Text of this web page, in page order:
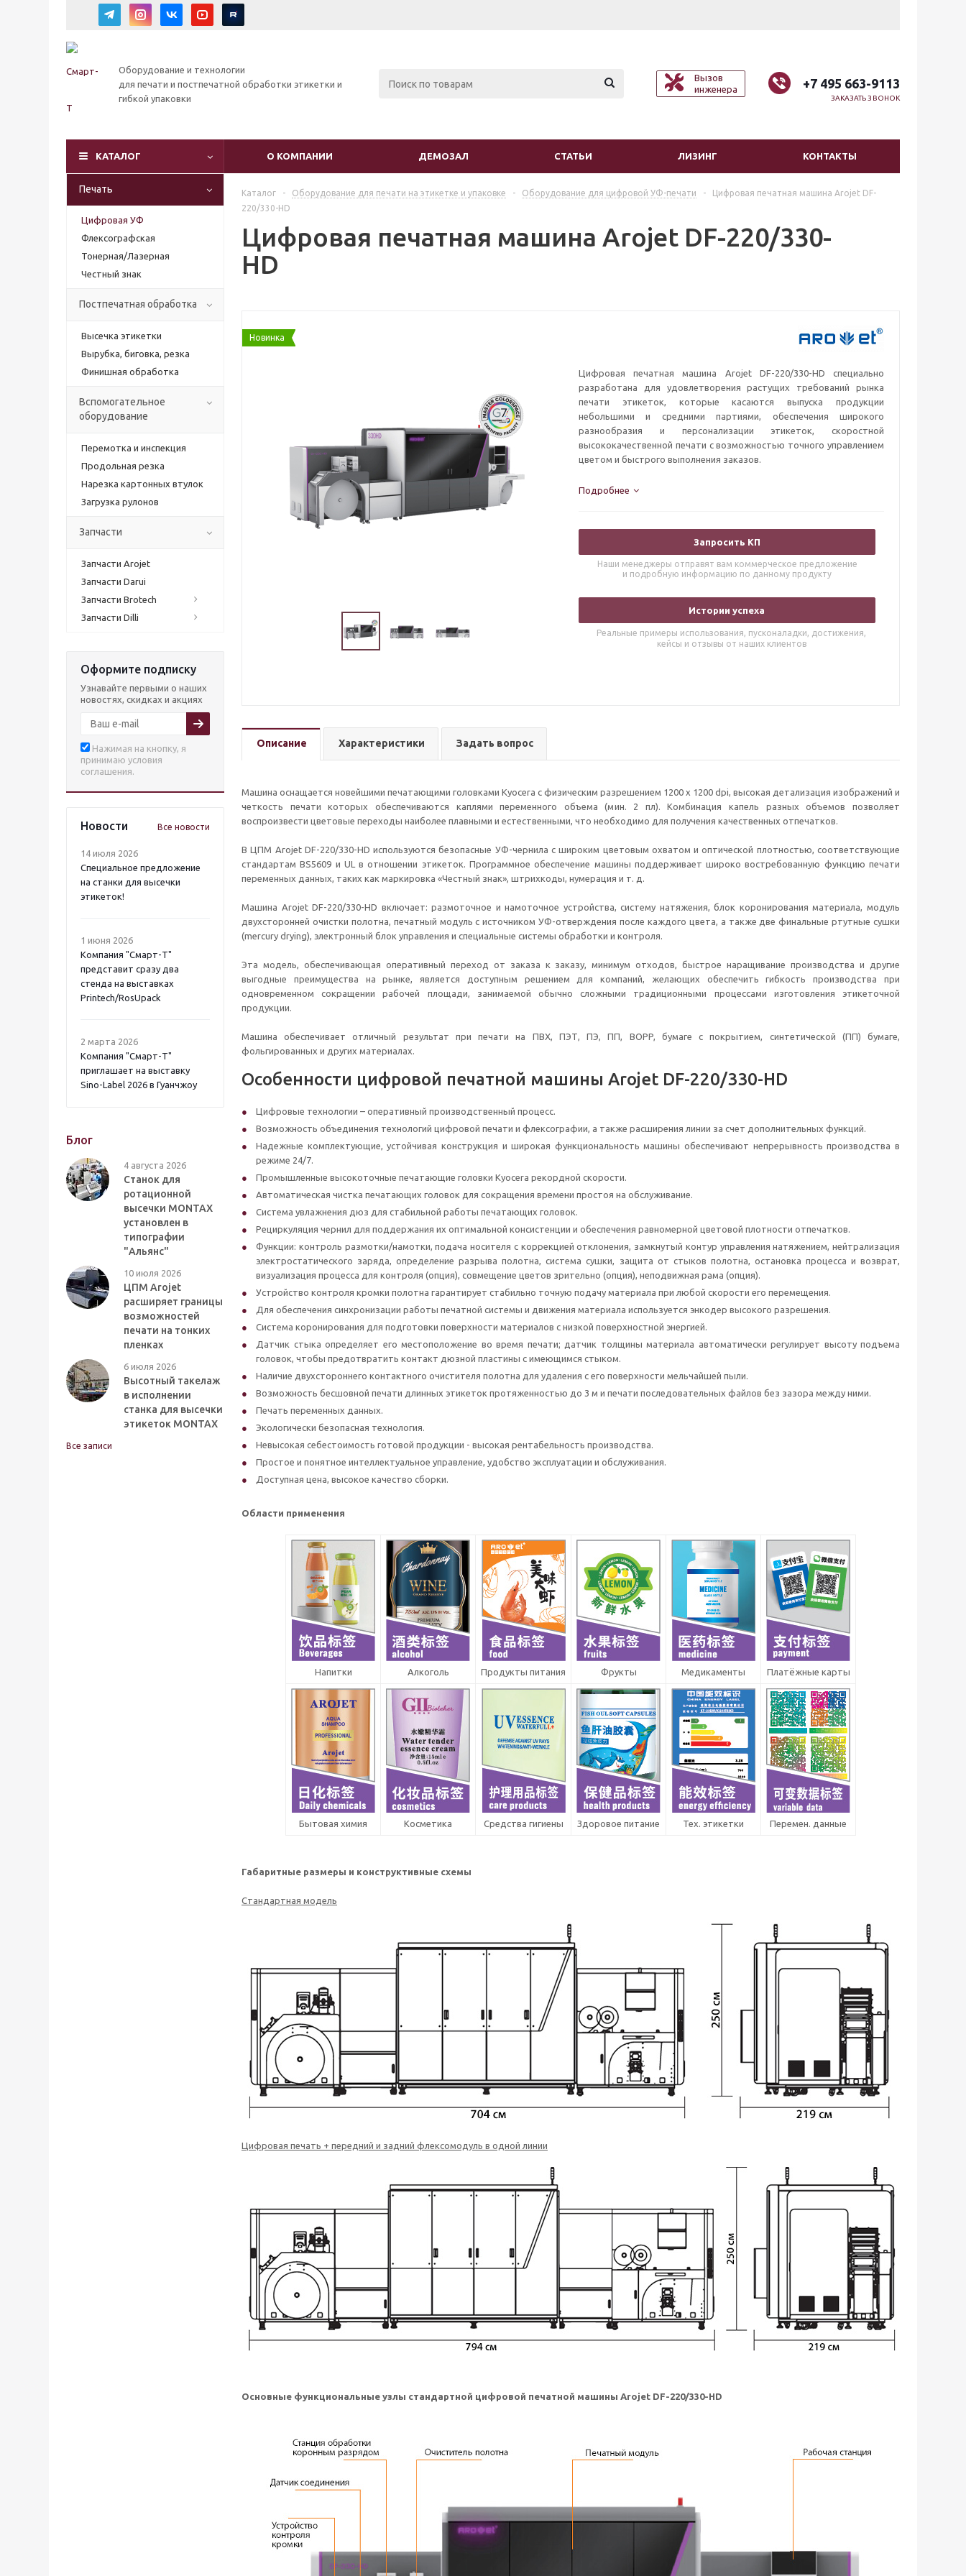
Оборудование и технологии
для печати и постпечатной обработки этикетки и
гибкой упаковки
Вызов
инженера
+7 495 663-9113
ЗАКАЗАТЬ ЗВОНОК
КАТАЛОГ О КОМПАНИИ ДЕМОЗАЛ СТАТЬИ ЛИЗИНГ КОНТАКТЫ
Печать
Цифровая УФ
Флексографская
Тонерная/Лазерная
Честный знак
Постпечатная обработка
Высечка этикетки
Вырубка, биговка, резка
Финишная обработка
Вспомогательное
оборудование
Перемотка и инспекция
Продольная резка
Нарезка картонных втулок
Загрузка рулонов
Запчасти
Запчасти Arojet
Запчасти Darui
Запчасти Brotech
Запчасти Dilli
Оформите подписку
Узнавайте первыми о наших
новостях, скидках и акциях
Нажимая на кнопку, я
принимаю условия
соглашения.
Новости Все новости
14 июля 2026
Специальное предложение
на станки для высечки
этикеток!
1 июня 2026
Компания "Смарт-Т"
представит сразу два
стенда на выставках
Printech/RosUpack
2 марта 2026
Компания "Смарт-Т"
приглашает на выставку
Sino-Label 2026 в Гуанчжоу
Блог
4 августа 2026
Станок для
ротационной
высечки MONTAX
установлен в
типографии
"Альянс"
10 июля 2026
ЦПМ Arojet
расширяет границы
возможностей
печати на тонких
пленках
6 июля 2026
Высотный такелаж
в исполнении
станка для высечки
этикеток MONTAX
Все записи
Каталог - Оборудование для печати на этикетке и упаковке - Оборудование для цифровой УФ-печати -
Цифровая печатная машина Arojet DF-
220/330-HD
Цифровая печатная машина Arojet DF-220/330-
HD
Новинка
Цифровая печатная машина Arojet DF-220/330-HD специально
разработана для удовлетворения растущих требований рынка
печати этикеток, которые касаются выпуска продукции
небольшими и средними партиями, обеспечения широкого
разнообразия и персонализации этикеток, скоростной
высококачественной печати с возможностью точного управлением
цветом и быстрого выполнения заказов.
Подробнее
Запросить КП
Наши менеджеры отправят вам коммерческое предложение
и подробную информацию по данному продукту
Истории успеха
Реальные примеры использования, пусконаладки, достижения,
кейсы и отзывы от наших клиентов
Описание Характеристики Задать вопрос
Машина оснащается новейшими печатающими головками Kyocera c физическим разрешением 1200 х 1200 dpi, высокая детализация изображений и
четкость печати которых обеспечиваются каплями переменного объема (мин. 2 пл). Комбинация капель разных объемов позволяет
воспроизвести цветовые переходы наиболее плавными и естественными, что необходимо для получения качественных отпечатков.
В ЦПМ Arojet DF-220/330-HD используются безопасные УФ-чернила с широким цветовым охватом и оптической плотностью, соответствующие
стандартам BS5609 и UL в отношении этикеток. Программное обеспечение машины поддерживает широко востребованную функцию печати
переменных данных, таких как маркировка «Честный знак», штрихкоды, нумерация и т. д.
Машина Arojet DF-220/330-HD включает: размоточное и намоточное устройства, систему натяжения, блок коронирования материала, модуль
двухсторонней очистки полотна, печатный модуль с источником УФ-отверждения после каждого цвета, а также две финальные ртутные сушки
(mercury drying), электронный блок управления и специальные системы обработки и контроля.
Эта модель, обеспечивающая оперативный переход от заказа к заказу, минимум отходов, быстрое наращивание производства и другие
выгодные преимущества на рынке, является доступным решением для компаний, желающих обеспечить гибкость производства при
одновременном сокращении рабочей площади, занимаемой обычно сложными традиционными процессами изготовления этикеточной
продукции.
Машина обеспечивает отличный результат при печати на ПВХ, ПЭТ, ПЭ, ПП, BOPP, бумаге с покрытием, синтетической (ПП) бумаге,
фольгированных и других материалах.
Особенности цифровой печатной машины Arojet DF-220/330-HD
Цифровые технологии – оперативный производственный процесс.
Возможность объединения технологий цифровой печати и флексографии, а также расширения линии за счет дополнительных функций.
Надежные комплектующие, устойчивая конструкция и широкая функциональность машины обеспечивают непрерывность производства в
режиме 24/7.
Промышленные высокоточные печатающие головки Kyocera рекордной скорости.
Автоматическая чистка печатающих головок для сокращения времени простоя на обслуживание.
Система увлажнения дюз для стабильной работы печатающих головок.
Рециркуляция чернил для поддержания их оптимальной консистенции и обеспечения равномерной цветовой плотности отпечатков.
Функции: контроль размотки/намотки, подача носителя с коррекцией отклонения, замкнутый контур управления натяжением, нейтрализация
электростатического заряда, определение разрыва полотна, система сушки, защита от стыков полотна, остановка процесса и возврат,
визуализация процесса для контроля (опция), совмещение цветов зрительно (опция), неподвижная рама (опция).
Устройство контроля кромки полотна гарантирует стабильно точную подачу материала при любой скорости его перемещения.
Для обеспечения синхронизации работы печатной системы и движения материала используется энкодер высокого разрешения.
Система коронирования для подготовки поверхности материалов с низкой поверхностной энергией.
Датчик стыка определяет его местоположение во время печати; датчик толщины материала автоматически регулирует высоту подъема
головок, чтобы предотвратить контакт дюзной пластины с имеющимся стыком.
Наличие двухстороннего контактного очистителя полотна для удаления с его поверхности мельчайшей пыли.
Возможность бесшовной печати длинных этикеток протяженностью до 3 м и печати последовательных файлов без зазора между ними.
Печать переменных данных.
Экологически безопасная технология.
Невысокая себестоимость готовой продукции - высокая рентабельность производства.
Простое и понятное интеллектуальное управление, удобство эксплуатации и обслуживания.
Доступная цена, высокое качество сборки.
Области применения
Напитки Алкоголь Продукты питания Фрукты Медикаменты Платёжные карты
Бытовая химия Косметика Средства гигиены Здоровое питание Тех. этикетки Перемен. данные
Габаритные размеры и конструктивные схемы
Стандартная модель
Цифровая печать + передний и задний флексомодуль в одной линии
Основные функциональные узлы стандартной цифровой печатной машины Arojet DF-220/330-HD